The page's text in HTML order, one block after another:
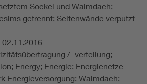
Sockel und Walmdach;
getrennt; Seitenwände verputzt
02.11.2016
/ -verteilung;
Energy; Energie; Energienetze
Energieversorgung; Walmdach;